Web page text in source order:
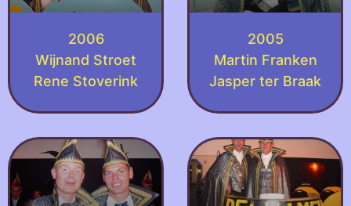
2006
Wijnand Stroet
Rene Stoverink
2005
Martin Franken
Jasper ter Braak